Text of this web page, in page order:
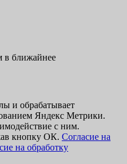
ближайнее
и обрабатывает
Яндекс Метрики.
с ним.
кнопку ОК. Согласие на
на обработку